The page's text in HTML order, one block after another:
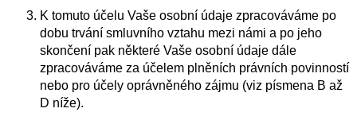
K tomuto účelu Vaše osobní údaje zpracováváme po
dobu trvání smluvního vztahu mezi námi a po jeho
skončení pak některé Vaše osobní údaje dále
zpracováváme za účelem plněních právních povinností
nebo pro účely oprávněného zájmu (viz písmena B až
D níže).